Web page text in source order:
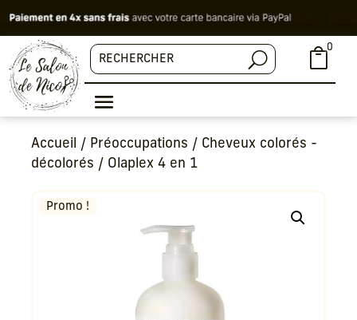
0
Accueil / Préoccupations / Cheveux colorés -
décolorés / Olaplex 4 en 1
Promo !